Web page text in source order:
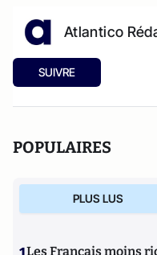
Atlantico
SUIVRE
POPULAIRES
PLUS LUS
Les Français moins